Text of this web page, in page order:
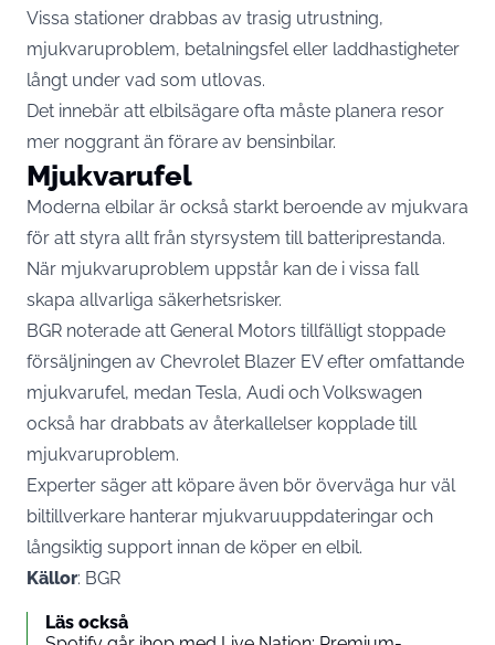
Vissa stationer drabbas av trasig utrustning,
mjukvaruproblem, betalningsfel eller laddhastigheter
långt under vad som utlovas.
Det innebär att elbilsägare ofta måste planera resor
mer noggrant än förare av bensinbilar.
Mjukvarufel
Moderna elbilar är också starkt beroende av mjukvara
för att styra allt från styrsystem till batteriprestanda.
När mjukvaruproblem uppstår kan de i vissa fall
skapa allvarliga säkerhetsrisker.
BGR noterade att General Motors tillfälligt stoppade
försäljningen av Chevrolet Blazer EV efter omfattande
mjukvarufel, medan Tesla, Audi och Volkswagen
också har drabbats av återkallelser kopplade till
mjukvaruproblem.
Experter säger att köpare även bör överväga hur väl
biltillverkare hanterar mjukvaruuppdateringar och
långsiktig support innan de köper en elbil.
Källor: BGR
Läs också